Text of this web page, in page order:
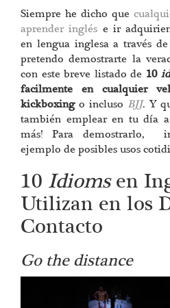
Siempre he dicho que
aprender inglés e ir
en lengua inglesa a través
pretendo demostrarte la
con este breve listado de 10
facilmente en cualquier
kickboxingo incluso BJJ. Y
también emplear en tu día
más! Para demostrarlo,
ejemplo de posibles usos
10 Idiomsen
Utilizan en los
Contacto
Go the distance